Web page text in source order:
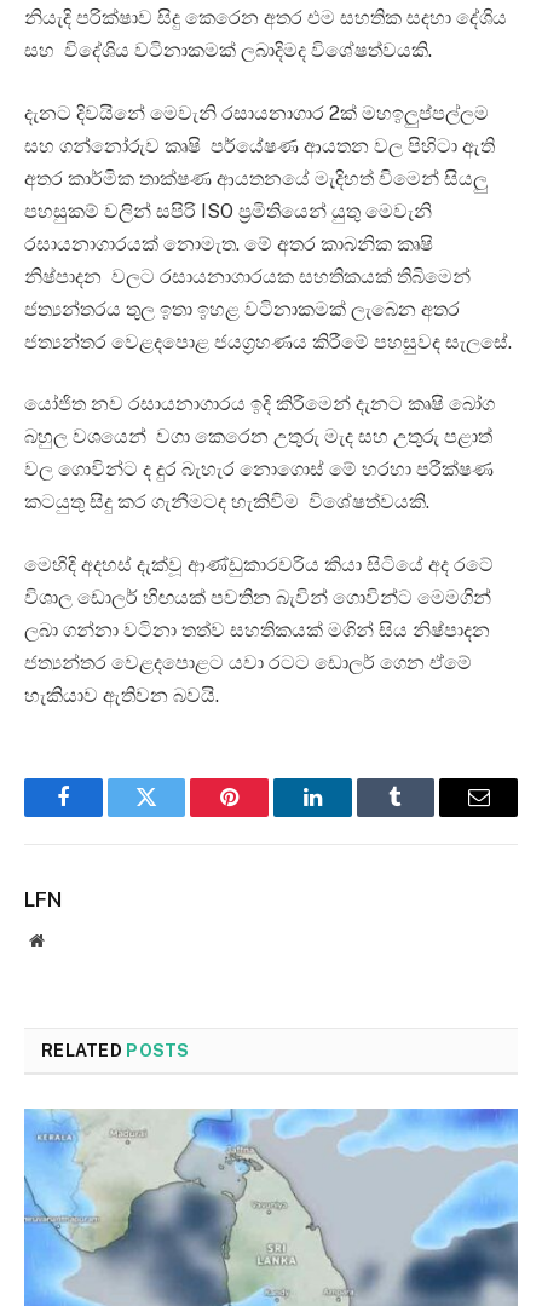
නියැදි පරික්ෂාව සිදු කෙරෙන අතර එම සහතික සදහා දේශිය
සහ විදේශිය වටිනාකමක් ලබාදිමද විශේෂත්වයකි.
දැනට දිවයිනේ මෙවැනි රසායනාගාර 2ක් මහඉලුප්පල්ලම
සහ ගන්නෝරුව කෘෂි පර්යේෂණ ආයතන වල පිහිටා ඇති
අතර කාර්මික තාක්ෂණ ආයතනයේ මැදිහත් විමෙන් සියලු
පහසුකම් වලින් සපිරි ISO ප්‍රමිතියෙන් යුතු මෙවැනි
රසායනාගාරයක් නොමැත. මේ අතර කාබනික කෘෂි
නිෂ්පාදන වලට රසායනාගාරයක සහතිකයක් තිබිමෙන්
ජත්‍යන්තරය තුල ඉතා ඉහළ වටිනාකමක් ලැබෙන අතර
ජත්‍යන්තර වෙළදපොළ ජයග්‍රහණය කිරීමේ පහසුවද සැලසේ.
යෝජිත නව රසායනාගාරය ඉදි කිරීමෙන් දැනට කෘෂි ‌බෝග
බහුල වශයෙන් වගා කෙරෙන උතුරු මැද සහ උතුරු පළාත්
වල ගොවින්ට ද දුර බැහැර නොගොස් මේ හරහා පරීක්ෂණ
කටයුතු සිදු කර ගැනීමටද හැකිවිම විශේෂත්වයකි.
මෙහිදි අදහස් දැක්වූ ආණ්ඩුකාරවරිය කියා සිටියේ අද රටේ
විශාල ඩොලර් හිඟයක් පවතින බැවින් ගොවින්ට මෙමගින්
ලබා ගන්නා වටිනා තත්ව සහතිකයක් මගින් සිය නිෂ්පාදන
ජත්‍යන්තර වෙළදපොළට යවා රටට ඩොලර් ගෙන ඒමේ
හැකියාව ඇතිවන බවයි.
FacebookTwitter Pinterest LinkedInTumblr Email
LFN
Website
RELATED POSTS